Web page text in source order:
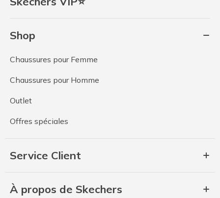
Shop
Chaussures pour Femme
Chaussures pour Homme
Outlet
Offres spéciales
Service Client
À propos de Skechers